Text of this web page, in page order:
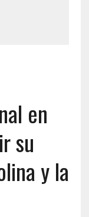
en
su
y la